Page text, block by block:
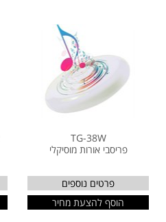
TG-38W
פריסבי אורות מוסיקלי
פרטים נוספים
הוסף להצעת מחיר